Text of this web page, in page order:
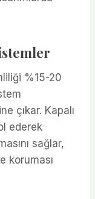
%15-20
çıkar. Kapalı
ederek
sağlar,
koruması